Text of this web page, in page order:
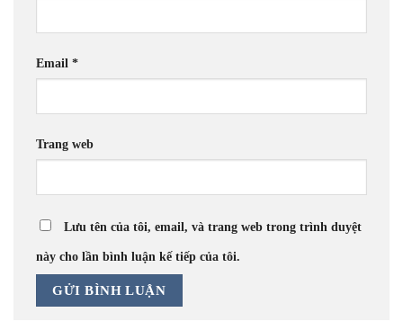
Email *
Trang web
Lưu tên của tôi, email, và trang web trong trình duyệt
này cho lần bình luận kế tiếp của tôi.